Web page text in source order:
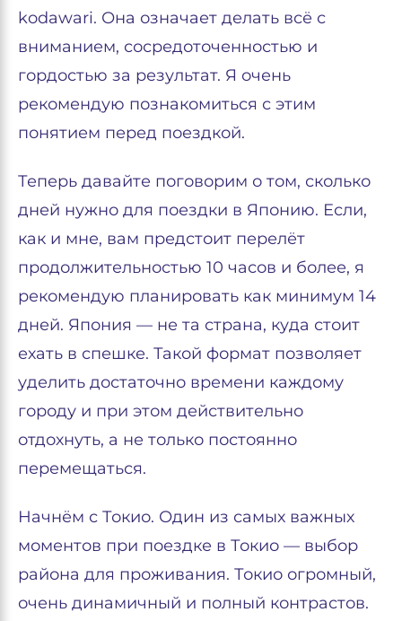
kodawari. Она означает делать всё с
вниманием, сосредоточенностью и
гордостью за результат. Я очень
рекомендую познакомиться с этим
понятием перед поездкой.
Теперь давайте поговорим о том, сколько
дней нужно для поездки в Японию. Если,
как и мне, вам предстоит перелёт
продолжительностью 10 часов и более, я
рекомендую планировать как минимум 14
дней. Япония — не та страна, куда стоит
ехать в спешке. Такой формат позволяет
уделить достаточно времени каждому
городу и при этом действительно
отдохнуть, а не только постоянно
перемещаться.
Начнём с Токио. Один из самых важных
моментов при поездке в Токио — выбор
района для проживания. Токио огромный,
очень динамичный и полный контрастов.